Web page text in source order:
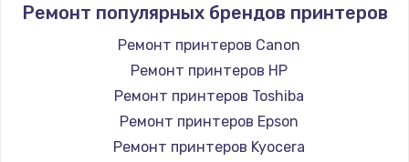
Заказать
Ремонт электромагнитного клапана
2050 руб.
Заказать
Ремонт популярных брендов принтеров
Ремонт принтеров Canon
Ремонт принтеров HP
Ремонт принтеров Toshiba
Ремонт принтеров Epson
Ремонт принтеров Kyocera